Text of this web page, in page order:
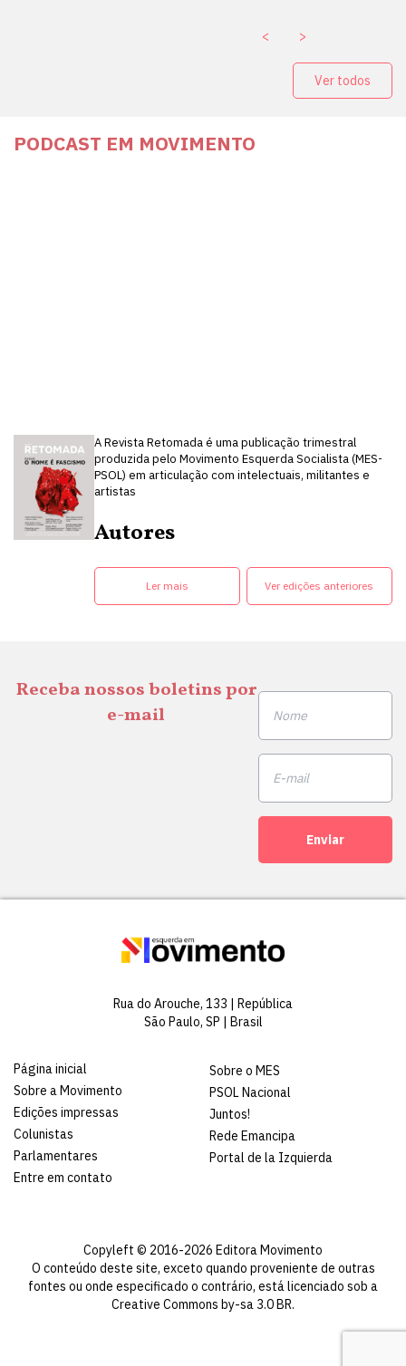
< >
Ver todos
PODCAST EM MOVIMENTO
A Revista Retomada é uma publicação trimestral
produzida pelo Movimento Esquerda Socialista (MES-
PSOL) em articulação com intelectuais, militantes e
artistas
Autores
Ler mais Ver edições anteriores
Receba nossos boletins por
e-mail
Enviar
Rua do Arouche, 133 | República
São Paulo, SP | Brasil
Página inicial
Sobre a Movimento
Edições impressas
Colunistas
Parlamentares
Entre em contato
Sobre o MES
PSOL Nacional
Juntos!
Rede Emancipa
Portal de la Izquierda
Copyleft © 2016-2026 Editora Movimento
O conteúdo deste site, exceto quando proveniente de outras
fontes ou onde especificado o contrário, está licenciado sob a
Creative Commons by-sa 3.0 BR.